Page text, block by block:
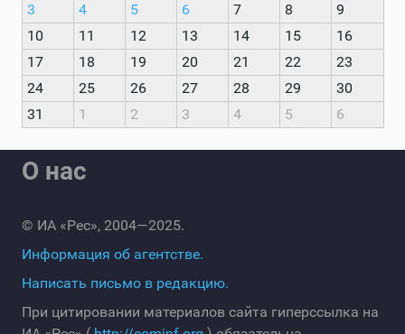
3
4 5 6 7 8
9
10
11 12 13 14 15
16
17
18 19 20 21 22
23
24
25 26 27 28 29
30
31
1 2 3 4 5 6
О нас
© ИА «Рес», 2004—2025.
Информация об агентстве.
Написать письмо в редакцию.
При цитировании материалов сайта гиперссылка на